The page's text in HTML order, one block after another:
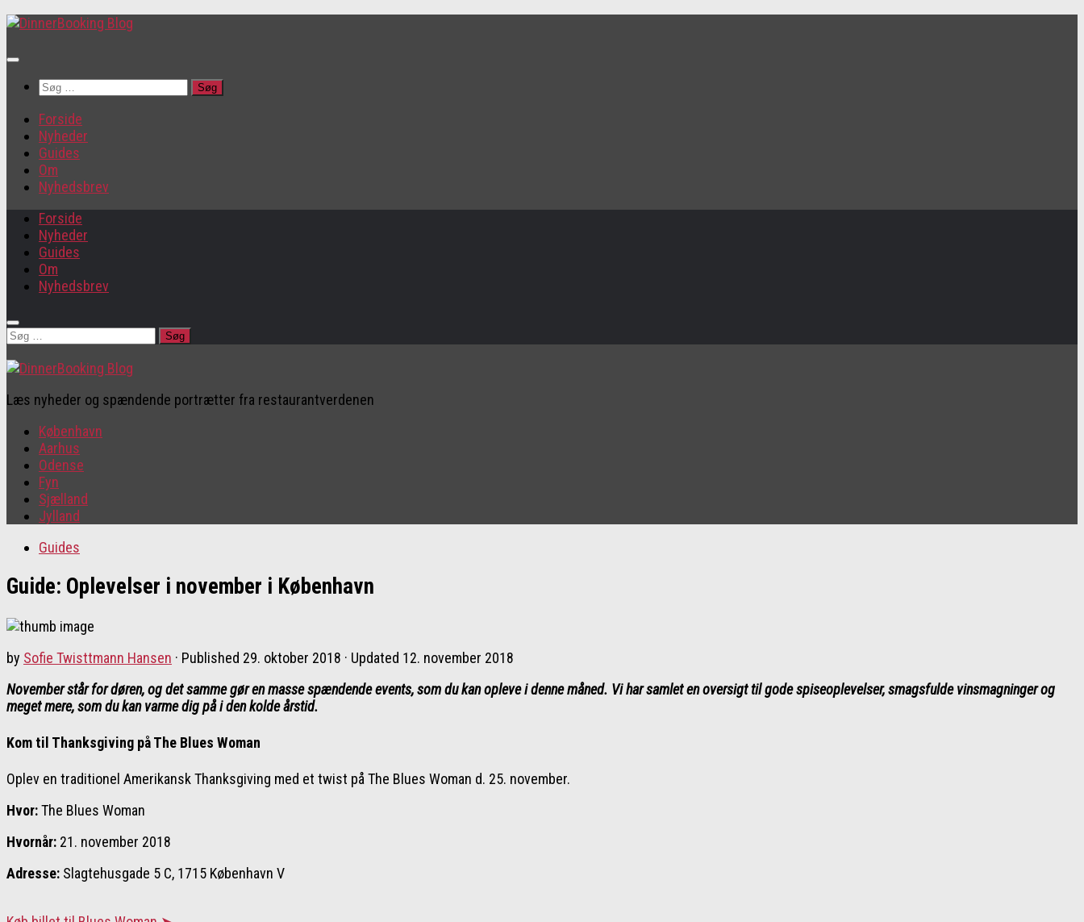
Søg
Forside
Nyheder
Guides
Om
Nyhedsbrev
Forside
Nyheder
Guides
Om
Nyhedsbrev
Søg
Læs nyheder og spændende portrætter fra restaurantverdenen
København
Aarhus
Odense
Fyn
Sjælland
Jylland
Guides
Guide: Oplevelser i november i København
by Sofie Twisttmann Hansen · Published 29. oktober 2018 · Updated 12. november 2018
November står for døren, og det samme gør en masse spændende events, som du kan opleve i denne måned. Vi har samlet en oversigt til gode spiseoplevelser, smagsfulde vinsmagninger og
meget mere, som du kan varme dig på i den kolde årstid.
Kom til Thanksgiving på The Blues Woman
Oplev en traditionel Amerikansk Thanksgiving med et twist på The Blues Woman d. 25. november.
Hvor:The Blues Woman
Hvornår: 21. november 2018
Adresse: Slagtehusgade 5 C, 1715 København V